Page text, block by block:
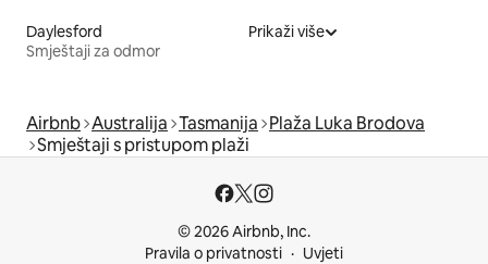
Daylesford
Smještaji za odmor
Prikaži više
Airbnb Australija Tasmanija Plaža Luka Brodova
Smještaji s pristupom plaži
© 2026 Airbnb, Inc.
Pravila o privatnosti
Uvjeti